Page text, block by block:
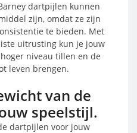
dartpijlen kunnen
zijn, omdat ze zijn
te bieden. Met
uitrusting kun je jouw
niveau tillen en de
leven brengen.
van de
speelstijl.
dartpijlen voor jouw